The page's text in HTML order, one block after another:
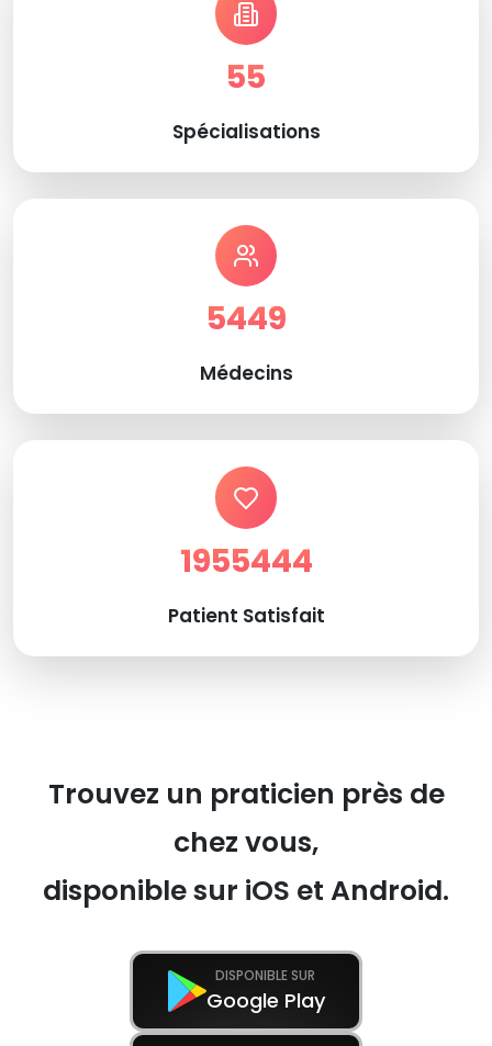
55
Spécialisations
5449
Médecins
1955444
Patient Satisfait
Trouvez un praticien près de
chez vous,
disponible sur iOS et Android.
DISPONIBLE SUR
Google Play